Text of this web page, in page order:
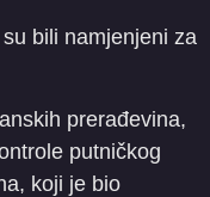
bili namjenjeni za
prerađevina,
putničkog
koji je bio